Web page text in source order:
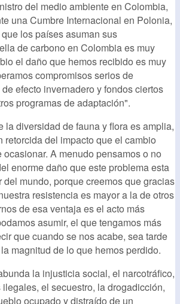
del medio ambiente en Colombia,
una Cumbre Internacional en Polonia,
los países asuman sus
de carbono en Colombia es muy
el daño que hemos recibido es muy
compromisos serios de
efecto invernadero y fondos ciertos
programas de adaptación".
la diversidad de fauna y flora es amplia,
retorcida del impacto que el cambio
A menudo pensamos o no
enorme daño que este problema esta
mundo, porque creemos que gracias
resistencia es mayor a la de otros
de esa ventaja es el acto más
asumir, el que tengamos más
que cuando se nos acabe, sea tarde
magnitud de lo que hemos perdido.
la injusticia social, el narcotráfico,
el secuestro, la drogadicción,
ocupado y distraído de un